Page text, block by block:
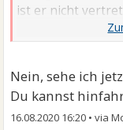
ist er nicht
also eigentlich
Nein, sehe ich
Du kannst
16.08.2020 16:20 •